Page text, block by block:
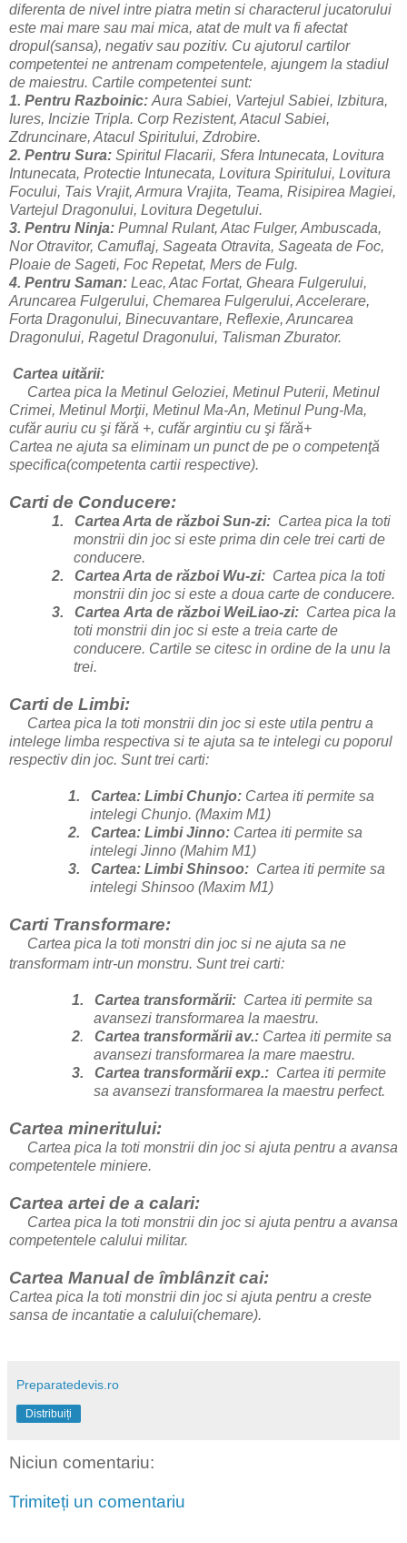
diferenta de nivel intre piatra metin si characterul jucatorului
este mai mare sau mai mica, atat de mult va fi afectat
dropul(sansa), negativ sau pozitiv. Cu ajutorul cartilor
competentei ne antrenam competentele, ajungem la stadiul
de maiestru. Cartile competentei sunt:
1. Pentru Razboinic: Aura Sabiei, Vartejul Sabiei, Izbitura,
Iures, Incizie Tripla. Corp Rezistent, Atacul Sabiei,
Zdruncinare, Atacul Spiritului, Zdrobire.
2. Pentru Sura: Spiritul Flacarii, Sfera Intunecata, Lovitura
Intunecata, Protectie Intunecata, Lovitura Spiritului, Lovitura
Focului, Tais Vrajit, Armura Vrajita, Teama, Risipirea Magiei,
Vartejul Dragonului, Lovitura Degetului.
3. Pentru Ninja: Pumnal Rulant, Atac Fulger, Ambuscada,
Nor Otravitor, Camuflaj, Sageata Otravita, Sageata de Foc,
Ploaie de Sageti, Foc Repetat, Mers de Fulg.
4. Pentru Saman: Leac, Atac Fortat, Gheara Fulgerului,
Aruncarea Fulgerului, Chemarea Fulgerului, Accelerare,
Forta Dragonului, Binecuvantare, Reflexie, Aruncarea
Dragonului, Ragetul Dragonului, Talisman Zburator.
Cartea uitării:
Cartea pica la Metinul Geloziei, Metinul Puterii, Metinul
Crimei, Metinul Morţii, Metinul Ma-An, Metinul Pung-Ma,
cufăr auriu cu şi fără +, cufăr argintiu cu şi fără+
Cartea ne ajuta sa eliminam un punct de pe o competenţă
specifica(competenta cartii respective).
Carti de Conducere:
1. Cartea Arta de război Sun-zi: Cartea pica la toti
monstrii din joc si este prima din cele trei carti de
conducere.
2.
Cartea Arta de război Wu-zi: Cartea pica la toti
monstrii din joc si este a doua carte de conducere.
3.
Cartea Arta de război WeiLiao-zi: Cartea pica la
toti monstrii din joc si este a treia carte de
conducere. Cartile se citesc in ordine de la unu la
trei.
Carti de Limbi:
Cartea pica la toti monstrii din joc si este utila pentru a
intelege limba respectiva si te ajuta sa te intelegi cu poporul
respectiv din joc. Sunt trei carti:
1. Cartea: Limbi Chunjo: Cartea iti permite sa
intelegi Chunjo. (Maxim M1)
2.
Cartea: Limbi Jinno: Cartea iti permite sa
intelegi Jinno (Mahim M1)
3.
Cartea: Limbi Shinsoo: Cartea iti permite sa
intelegi Shinsoo (Maxim M1)
Carti Transformare:
Cartea pica la toti monstri din joc si ne ajuta sa ne
transformam intr-un monstru. Sunt trei carti:
1. Cartea transformării: Cartea iti permite sa
avansezi transformarea la maestru.
2. Cartea transformării av.: Cartea iti permite sa
avansezi transformarea la mare maestru.
3.
Cartea transformării exp.: Cartea iti permite
sa avansezi transformarea la maestru perfect.
Cartea mineritului:
Cartea pica la toti monstrii din joc si ajuta pentru a avansa
competentele miniere.
Cartea artei de a calari:
Cartea pica la toti monstrii din joc si ajuta pentru a avansa
competentele calului militar.
Cartea Manual de îmblânzit cai:
Cartea pica la toti monstrii din joc si ajuta pentru a creste
sansa de incantatie a calului(chemare).
Preparatedevis.ro
Distribuiți
Niciun comentariu:
Trimiteți un comentariu